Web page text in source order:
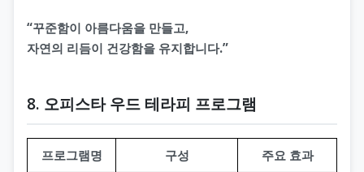
“꾸준함이 아름다움을 만들고,
자연의 리듬이 건강함을 유지합니다.”
8. 오피스타 우드 테라피 프로그램
프로그램명 구성 주요 효과